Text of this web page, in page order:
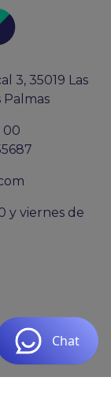
3, 35019 Las
Palmas
00
y viernes de